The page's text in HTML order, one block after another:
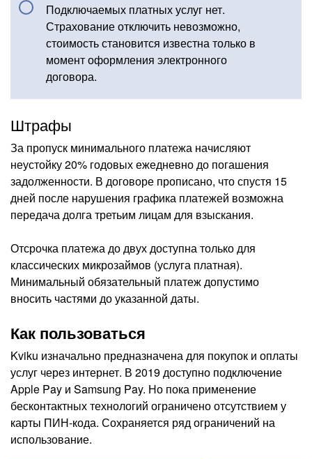
Подключаемых платных услуг нет.
Страхование отключить невозможно,
стоимость становится известна только в
момент оформления электронного
договора.
Штрафы
За пропуск минимального платежа начисляют
неустойку 20% годовых ежедневно до погашения
задолженности. В договоре прописано, что спустя 15
дней после нарушения графика платежей возможна
передача долга третьим лицам для взыскания.
Отсрочка платежа до двух доступна только для
классических микрозаймов (услуга платная).
Минимальный обязательный платеж допустимо
вносить частями до указанной даты.
Как пользоваться
Kviku изначально предназначена для покупок и оплаты
услуг через интернет. В 2019 доступно подключение
Apple Pay и Samsung Pay. Но пока применение
бесконтактных технологий ограничено отсутствием у
карты ПИН-кода. Сохраняется ряд ограничений на
использование.